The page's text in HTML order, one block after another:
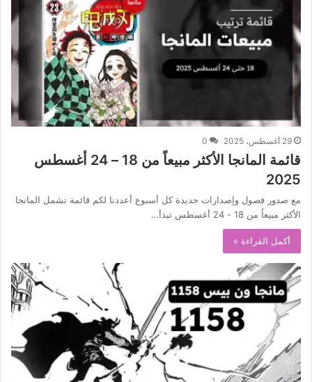
29 أغسطس، 2025 0
قائمة المانجا الأكثر مبيعاً من 18 – 24 أغسطس
2025
مع صدور فصول وإصدارات جديدة كل أسبوع أعددنا لكم قائمة تشمل المانجا
الأكثر مبيعاً من 18 - 24 أغسطس تبدأ…
أكمل القراءة »